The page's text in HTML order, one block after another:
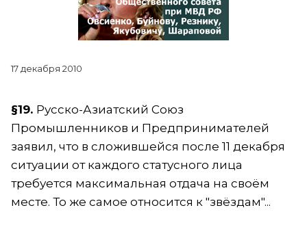
17 декабря 2010
§19. Русско-Азиатский Союз
Промышленников и Предпринимателей
заявил, что в сложившейся после 11 декабря
ситуации от каждого статусного лица
требуется максимальная отдача на своём
месте. То же самое относится к "звёздам"...